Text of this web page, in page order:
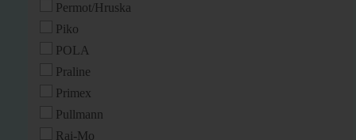
Permot/Hruska
Piko
POLA
Praline
Primex
Pullmann
Rai-Mo